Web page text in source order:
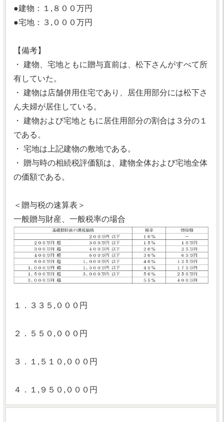
●建物：１,８００万円
●宅地：３,０００万円
【備考】
・ 建物、宅地ともに贈与直前は、松下さんがすべて所
有していた。
・ 建物は店舗併用住宅であり、居住用部分には松下さ
ん夫婦が居住している。
・ 建物および宅地ともに居住用部分の割合は３分の１
である。
・ 宅地は上記建物の敷地である。
・ 贈与時の相続税評価額は、建物全体および宅地全体
の価額である。
＜贈与税の速算表＞
一般贈与財産、一般税率の場合
１．３３５,０００円
２．５５０,０００円
３．１,５１０,０００円
４．１,９５０,０００円